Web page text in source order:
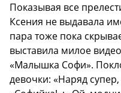
Показывая все
Ксения не выдавала
пара тоже пока
выставила милое
«Малышка Софи».
девочки: «Наряд